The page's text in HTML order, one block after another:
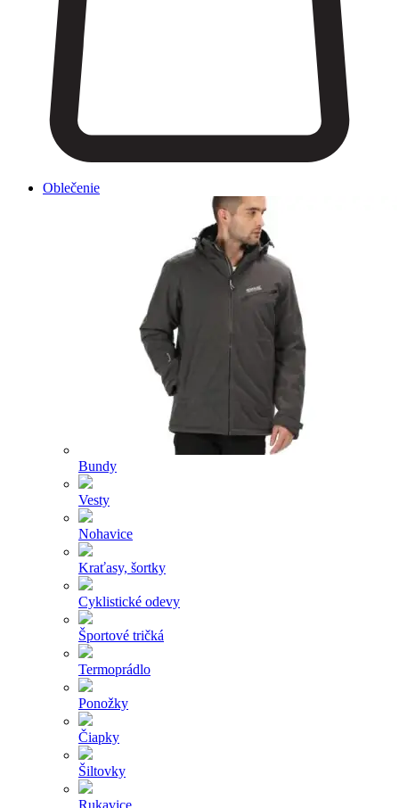
Oblečenie
Bundy
Vesty
Nohavice
Kraťasy, šortky
Cyklistické odevy
Športové tričká
Termoprádlo
Ponožky
Čiapky
Šiltovky
Rukavice